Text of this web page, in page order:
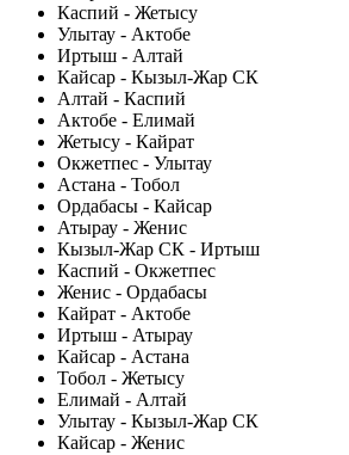
Каспий - Жетысу
Улытау - Актобе
Иртыш - Алтай
Кайсар - Кызыл-Жар СК
Алтай - Каспий
Актобе - Елимай
Жетысу - Кайрат
Окжетпес - Улытау
Астана - Тобол
Ордабасы - Кайсар
Атырау - Женис
Кызыл-Жар СК - Иртыш
Каспий - Окжетпес
Женис - Ордабасы
Кайрат - Актобе
Иртыш - Атырау
Кайсар - Астана
Тобол - Жетысу
Елимай - Алтай
Улытау - Кызыл-Жар СК
Кайсар - Женис